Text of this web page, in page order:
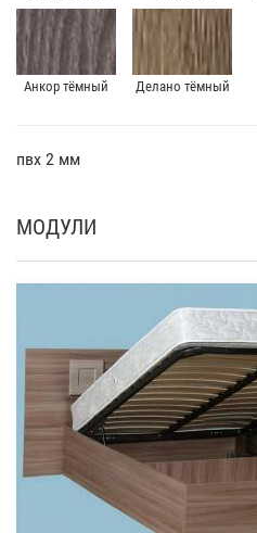
Анкор тёмный Делано тёмный
пвх 2 мм
МОДУЛИ